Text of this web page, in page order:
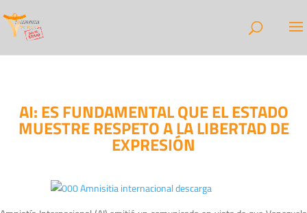
AI: ES FUNDAMENTAL QUE EL ESTADO
MUESTRE RESPETO A LA LIBERTAD DE
EXPRESIÓN